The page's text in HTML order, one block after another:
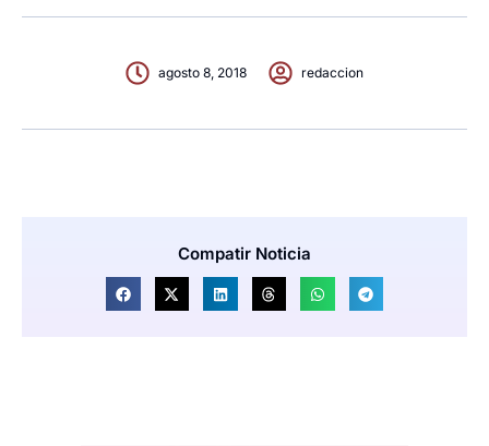
agosto 8, 2018 redaccion
Compatir Noticia